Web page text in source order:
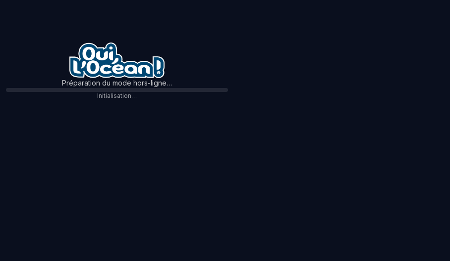
Préparation du mode hors-ligne…
Initialisation…